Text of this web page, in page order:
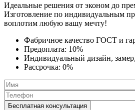
Идеальные решения от эконом до
Изготовление по индивидуальным
воплотим любую вашу мечту!
Фабричное качество ГОСТ и
Предоплата: 10%
Индивидуальный дизайн,
Рассрочка: 0%